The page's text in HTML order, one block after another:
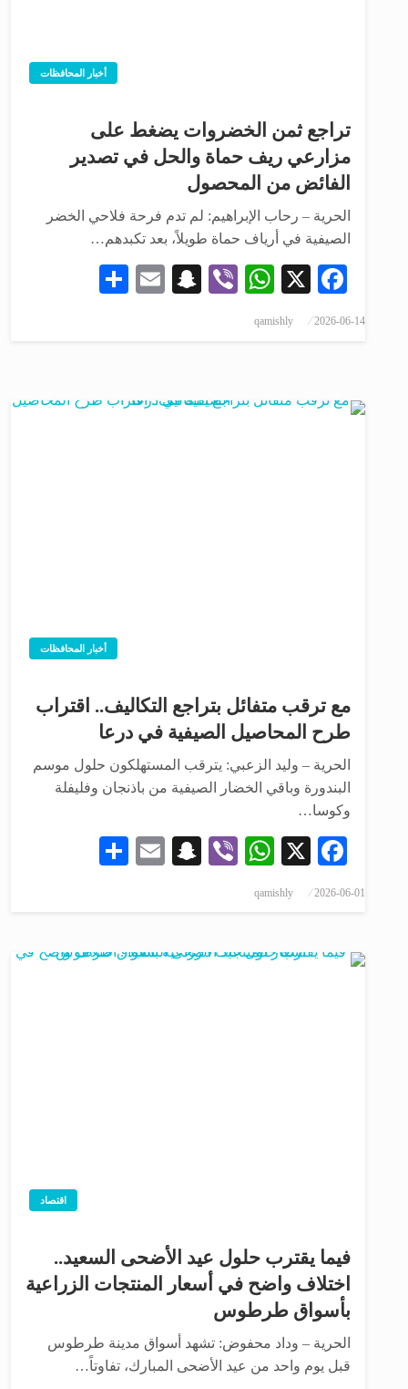
أخبار المحافظات
تراجع ثمن الخضروات يضغط على
مزارعي ريف حماة والحل في تصدير
الفائض من المحصول
الحرية – رحاب الإبراهيم: لم تدم فرحة فلاحي الخضر
الصيفية في أرياف حماة طويلاً، بعد تكبدهم…
Facebook
X
WhatsApp
Viber
Snapchat
Email
2026-06-14
qamishly
أخبار المحافظات
مع ترقب متفائل بتراجع التكاليف.. اقتراب
طرح المحاصيل الصيفية في درعا
الحرية – وليد الزعبي: يترقب المستهلكون حلول موسم
البندورة وباقي الخضار الصيفية من باذنجان وفليفلة
وكوسا…
Facebook
X
WhatsApp
Viber
Snapchat
Email
2026-06-01
qamishly
اقتصاد
فيما يقترب حلول عيد الأضحى السعيد..
اختلاف واضح في أسعار المنتجات الزراعية
بأسواق طرطوس
الحرية – وداد محفوض: تشهد أسواق مدينة طرطوس
قبل يوم واحد من عيد الأضحى المبارك، تفاوتاً…